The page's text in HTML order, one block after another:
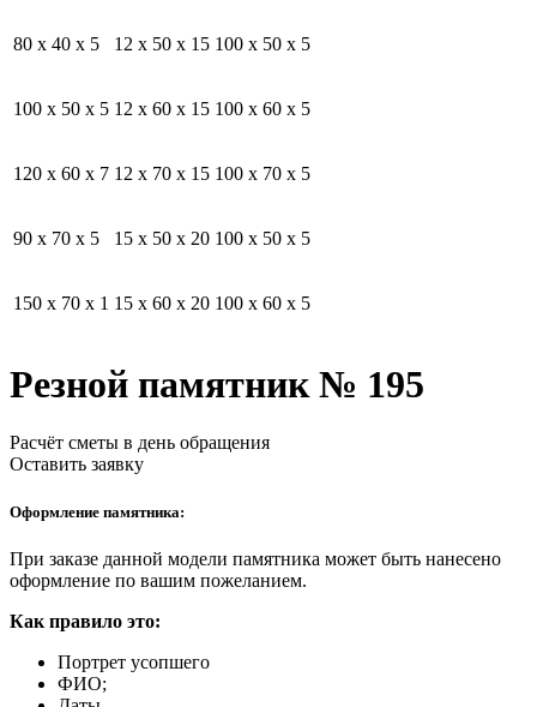
80 x 40 x 5 12 x 50 x 15 100 x 50 x 5
100 x 50 x 5 12 x 60 x 15 100 x 60 x 5
120 x 60 x 7 12 x 70 x 15 100 x 70 x 5
90 x 70 x 5 15 x 50 x 20 100 x 50 x 5
150 x 70 x 1 15 x 60 x 20 100 x 60 x 5
Резной памятник № 195
Расчёт сметы в день обращения
Оставить заявку
Оформление памятника:
При заказе данной модели памятника может быть нанесено
оформление по вашим пожеланием.
Как правило это:
Портрет усопшего
ФИО;